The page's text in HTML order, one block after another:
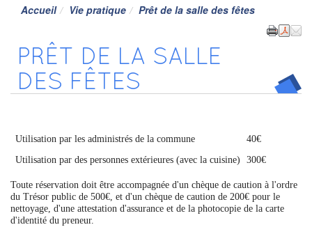
Accueil Vie pratique Prêt de la salle des fêtes
PRÊT DE LA SALLE
DES FÊTES
Utilisation par les administrés de la commune
40€
Utilisation par des personnes extérieures (avec la cuisine)
300€
Toute réservation doit être accompagnée d'un chèque de caution à l'ordre
du Trésor public de 500€, et d'un chèque de caution de 200€ pour le
nettoyage, d'une attestation d'assurance et de la photocopie de la carte
d'identité du preneur.